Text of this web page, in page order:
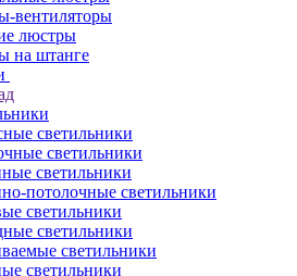
вентиляторы
люстры
на штанге
светильники
светильники
светильники
потолочные светильники
светильники
светильники
светильники
светильники